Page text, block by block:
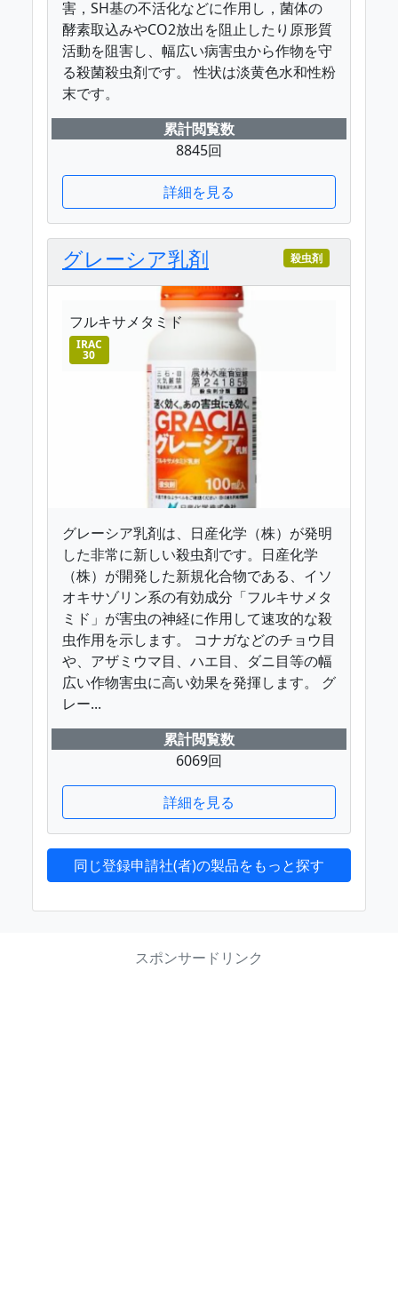
害，SH基の不活化などに作用し，菌体の
酵素取込みやCO2放出を阻止したり原形質
活動を阻害し、幅広い病害虫から作物を守
る殺菌殺虫剤です。 性状は淡黄色水和性粉
末です。
累計閲覧数
8845回
詳細を見る
グレーシア乳剤 殺虫剤
フルキサメタミド
IRAC
30
グレーシア乳剤は、日産化学（株）が発明
した非常に新しい殺虫剤です。日産化学
（株）が開発した新規化合物である、イソ
オキサゾリン系の有効成分「フルキサメタ
ミド」が害虫の神経に作用して速攻的な殺
虫作用を示します。 コナガなどのチョウ目
や、アザミウマ目、ハエ目、ダニ目等の幅
広い作物害虫に高い効果を発揮します。 グ
レー...
累計閲覧数
6069回
詳細を見る
同じ登録申請社(者)の製品をもっと探す
スポンサードリンク